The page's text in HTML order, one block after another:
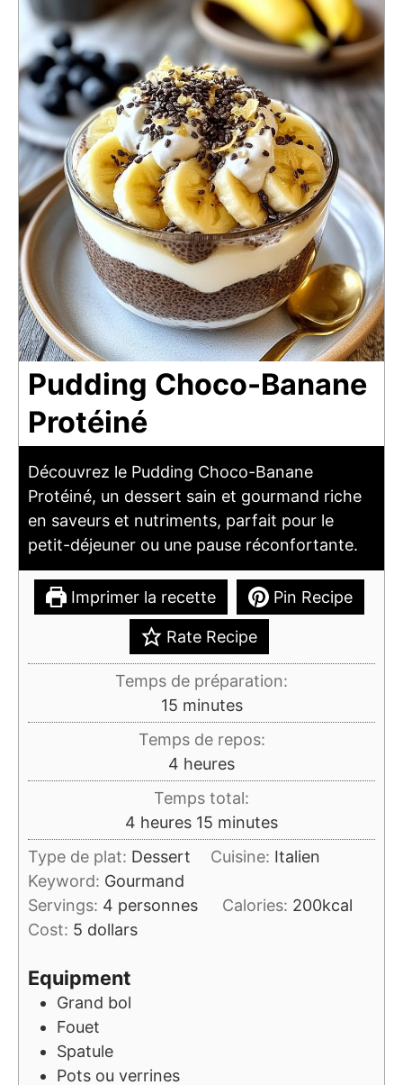
Pudding Choco-Banane
Protéiné
Découvrez le Pudding Choco-Banane
Protéiné, un dessert sain et gourmand riche
en saveurs et nutriments, parfait pour le
petit-déjeuner ou une pause réconfortante.
Imprimer la recette Pin Recipe
Rate Recipe
Temps de préparation:
15minutes
minutes
Temps de repos:
4 heures
heures
Temps total:
4 heures
heures 15 minutes
minutes
Type de plat: Dessert Cuisine: Italien
Keyword: Gourmand
Servings: 4 personnes Calories: 200kcal
Cost: 5 dollars
Equipment
Grand bol
Fouet
Spatule
Pots ou verrines